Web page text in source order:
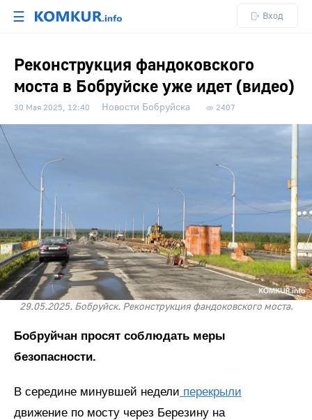
☰ Вход
Реконструкция фандоковского
моста в Бобруйске уже идет (видео)
30 Мая 2025, 12:40 Новости Бобруйска 2407
29.05.2025. Бобруйск. Реконструкция фандоковского моста.
Бобруйчан просят соблюдать меры
безопасности.
В середине минувшей недели перекрыли
движение по мосту через Березину на